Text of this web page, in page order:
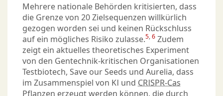
Mehrere nationale Behörden kritisierten, dass
die Grenze von 20 Zielsequenzen willkürlich
gezogen worden sei und keinen Rückschluss
auf ein mögliches Risiko zulasse.5 6 Zudem
zeigt ein aktuelles theoretisches Experiment
von den Gentechnik-kritischen Organisationen
Testbiotech, Save our Seeds und Aurelia, dass
im Zusammenspiel von KI und CRISPR-Cas
Pflanzen erzeugt werden können, die durch